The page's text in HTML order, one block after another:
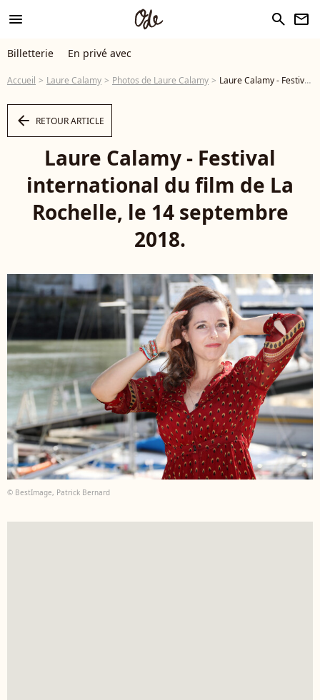
menu search newsletter
Billetterie En privé avec
Accueil Laure Calamy Photos de Laure Calamy Laure Calamy - Festival international du film de La Rochelle, le 14 septembre 2018. © Patrick Bernard/Bestimage - Photo
arrow_left RETOUR ARTICLE
Laure Calamy - Festival
international du film de La
Rochelle, le 14 septembre
2018.
© BestImage, Patrick Bernard